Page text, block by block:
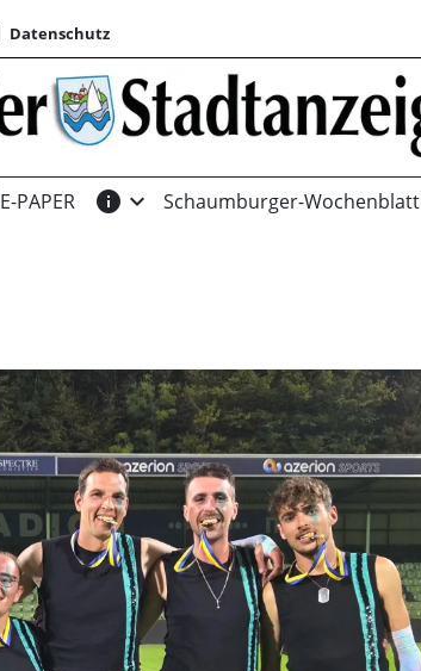
Datenschutz
E-PAPER info expand_more Schaumburger-Wochenblatt